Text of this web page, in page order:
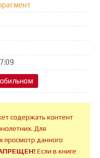
содержать контент
Для
просмотр данного
Если в книге